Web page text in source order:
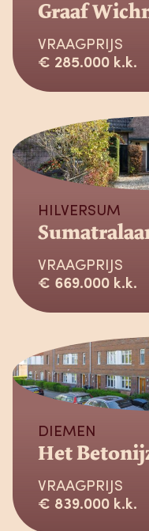
Graaf
VRAAGPRIJS
€ 285.000 k.k.
Verkocht
HILVERSUM
VRAAGPRIJS
€ 669.000 k.k.
Verkocht
DIEMEN
Het
VRAAGPRIJS
€ 839.000 k.k.